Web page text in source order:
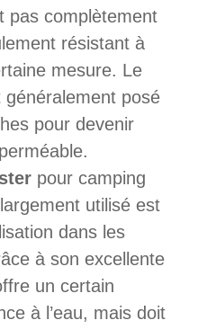
pas complètement
résistant à
mesure. Le
généralement posé
pour devenir
pour camping
utilisé est
dans les
à son excellente
un certain
à l’eau, mais doit